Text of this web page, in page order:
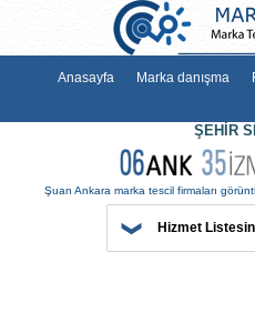
Anasayfa Marka danışma
Şuan Ankara marka tescil
Hizmet